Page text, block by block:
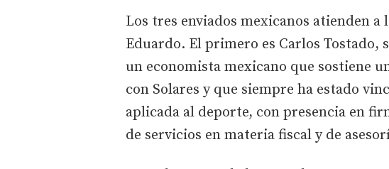
Los tres enviados mexicanos atienden
Eduardo. El primero es Carlos Tostado,
un economista mexicano que sostiene
con Solares y que siempre ha estado
aplicada al deporte, con presencia en
de servicios en materia fiscal y de